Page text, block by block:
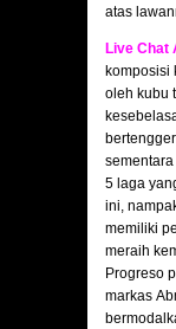
atas
Live Chat
komposisi
oleh kubu
5 laga
ini,
memiliki
meraih
Progreso
markas